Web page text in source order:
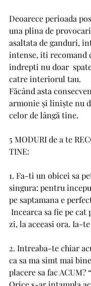
Deoarece perioada
una plina de
asaltata de ganduri,
intense, iti recomand
indrepti nu doar
catre interiorul tau.
Făcând asta
armonie și liniște nu
celor de lângă tine.
5 MODURI de a te
TINE:
1. Fa-ti un obicei sa
singura: pentru
pe saptamana e
zi, la aceeasi ora. Ia-
2. Intreaba-te chiar
ca sa ma simt mai
placere sa fac ACUM? “